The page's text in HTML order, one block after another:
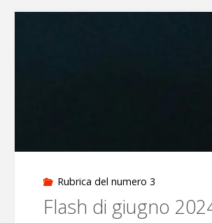
dicembre
Rubrica del numero 3
Flash di giugno